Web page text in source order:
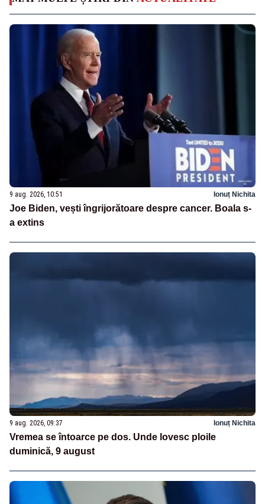
9 aug. 2026, 10:51 Ionuț Nichita
Joe Biden, vești îngrijorătoare despre cancer. Boala s-
a extins
9 aug. 2026, 09:37 Ionuț Nichita
Vremea se întoarce pe dos. Unde lovesc ploile
duminică, 9 august